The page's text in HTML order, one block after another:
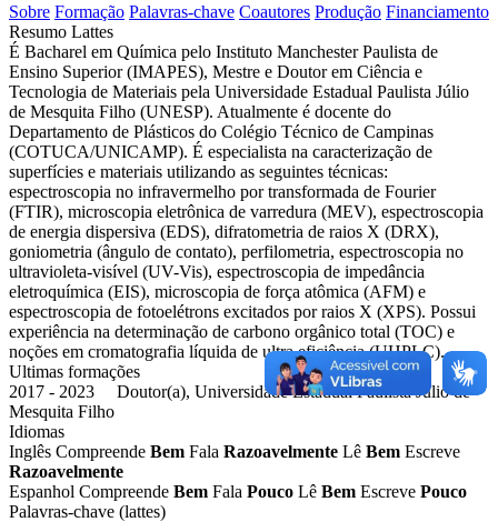
Sobre Formação Palavras-chave Coautores Produção Financiamento
Resumo Lattes
É Bacharel em Química pelo Instituto Manchester Paulista de
Ensino Superior (IMAPES), Mestre e Doutor em Ciência e
Tecnologia de Materiais pela Universidade Estadual Paulista Júlio
de Mesquita Filho (UNESP). Atualmente é docente do
Departamento de Plásticos do Colégio Técnico de Campinas
(COTUCA/UNICAMP). É especialista na caracterização de
superfícies e materiais utilizando as seguintes técnicas:
espectroscopia no infravermelho por transformada de Fourier
(FTIR), microscopia eletrônica de varredura (MEV), espectroscopia
de energia dispersiva (EDS), difratometria de raios X (DRX),
goniometria (ângulo de contato), perfilometria, espectroscopia no
ultravioleta-visível (UV-Vis), espectroscopia de impedância
eletroquímica (EIS), microscopia de força atômica (AFM) e
espectroscopia de fotoelétrons excitados por raios X (XPS). Possui
experiência na determinação de carbono orgânico total (TOC) e
noções em cromatografia líquida de ultra eficiência (UHPLC).
Ultimas formações
2017 - 2023 Doutor(a), Universidade Estadual Paulista Júlio de
Mesquita Filho
Idiomas
Inglês Compreende Bem Fala Razoavelmente Lê Bem Escreve
Razoavelmente
Espanhol Compreende Bem Fala Pouco Lê Bem Escreve Pouco
Palavras-chave (lattes)